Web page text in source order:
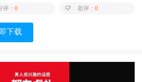
评： 0 差评： 0
下载